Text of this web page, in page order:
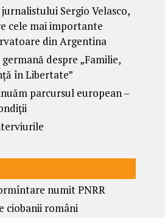
Sergio Velasco,
cele mai importante
din Argentina
despre „Familie,
în Libertate”
parcursul european –
numit PNRR
ciobanii români